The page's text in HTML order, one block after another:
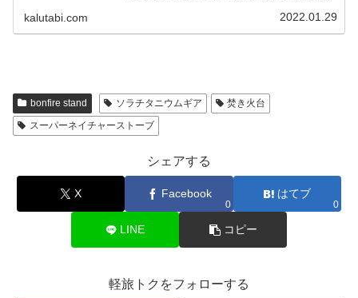
kalutabi.com 2022.01.29
bonfire stand ソラチタニウムギア
焚き火台
スーパーネイチャーストーブ
シェアする
X Facebook
0
はてブ
0
LINE コピー
軽旅トクをフォローする